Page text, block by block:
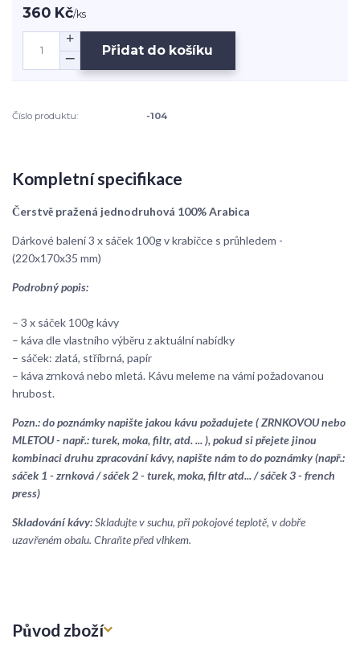
360 Kč/ks
Přidat do košíku
Číslo produktu: -104
Kompletní specifikace
Čerstvě pražená jednodruhová 100% Arabica
Dárkové balení 3 x sáček 100g v krabičce s průhledem -
(220x170x35 mm)
Podrobný popis:
– 3 x sáček 100g kávy
– káva dle vlastního výběru z aktuální nabídky
– sáček: zlatá, stříbrná, papír
– káva zrnková nebo mletá. Kávu meleme na vámi požadovanou
hrubost.
Pozn.: do poznámky napište jakou kávu požadujete ( ZRNKOVOU nebo
MLETOU - např.: turek, moka, filtr, atd. ... ), pokud si přejete jinou
kombinaci druhu zpracování kávy, napište nám to do poznámky (např.:
sáček 1 - zrnková / sáček 2 - turek, moka, filtr atd... / sáček 3 - french
press)
Skladování kávy:Skladujte v suchu, při pokojové teplotě, v dobře
uzavřeném obalu. Chraňte před vlhkem.
Původ zboží